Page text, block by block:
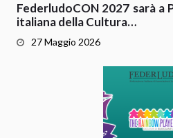
27 Maggio 2026
FederludoCON 2027 sarà a
italiana della Cultura…